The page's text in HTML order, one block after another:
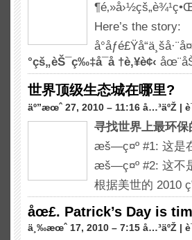
Here’s the story:
°çš„èŠ¯ç‰‡å¯å †è‚¥è¢‹
世界顶级生态城在哪里?
äº”æœˆ 27, 2010 – 11:16 å…³äºŽ |
寻找世界上最环保
æš—ç¤º #1: 这是
æš—ç¤º #2: 这不
根据美世的 2010
åœ£. Patrick’s Day is
ä¸‰æœˆ 17, 2010 – 7:15 å…³äºŽ |